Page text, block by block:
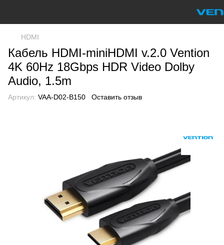
HDMI
Кабель HDMI-miniHDMI v.2.0 Vention
4K 60Hz 18Gbps HDR Video Dolby
Audio, 1.5m
Артикул: VAA-D02-B150 Оставить отзыв